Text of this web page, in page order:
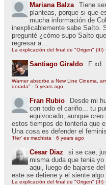
Mariana Balza
Tiene
planteas, porque si que
mucha información de
inexplicablemente sabe Saíto.
pregunté ¿cómo supo Saíto
regresar a...
La explicación del final de "Origen" (III) ·
Santiago Giraldo F xd
Warner absorbe a New Line Cinema,
dorada" · 5 years ago
Fran Rubio
Desde mi
con todo el cariño... tu
equivocado, aunque
estos tiempos de tontería que
Una cosa es defender el
'Her' es machista · 6 years ago
Cesar Diaz
si se cae,
misma duda que tenia
aqui, luego de bajarse
este se detiene y el siente algo
La explicación del final de "Origen" (III) ·